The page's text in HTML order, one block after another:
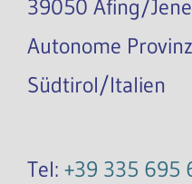
39050 Afing/
Autonome
Südtirol/Italien
Tel: +39 335 695